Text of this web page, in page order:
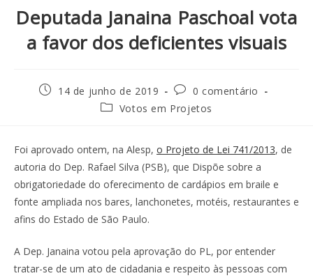
Deputada Janaina Paschoal vota
a favor dos deficientes visuais
14 de junho de 2019
0 comentário
Votos em Projetos
Foi aprovado ontem, na Alesp, o Projeto de Lei 741/2013, de
autoria do Dep. Rafael Silva (PSB), que Dispõe sobre a
obrigatoriedade do oferecimento de cardápios em braile e
fonte ampliada nos bares, lanchonetes, motéis, restaurantes e
afins do Estado de São Paulo.
A Dep. Janaina votou pela aprovação do PL, por entender
tratar-se de um ato de cidadania e respeito às pessoas com